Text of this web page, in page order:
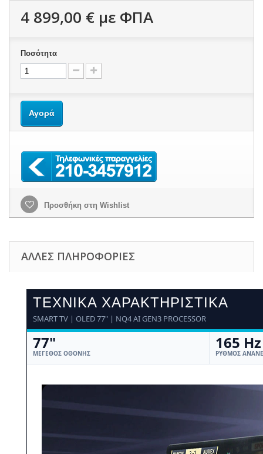
4 899,00 € με ΦΠΑ
Ποσότητα
Αγορά
Προσθήκη στη Wishlist
ΆΛΛΕΣ ΠΛΗΡΟΦΟΡΊΕΣ
ΤΕΧΝΙΚΆ ΧΑΡΑΚΤΗΡΙΣΤΙΚΆ
SMART TV | OLED 77" | NQ4 AI GEN3 PROCESSOR
77"
ΜΈΓΕΘΟΣ ΟΘΌΝΗΣ
165 Hz
ΡΥΘΜΌΣ